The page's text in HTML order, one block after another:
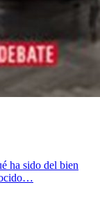
ha sido del bien